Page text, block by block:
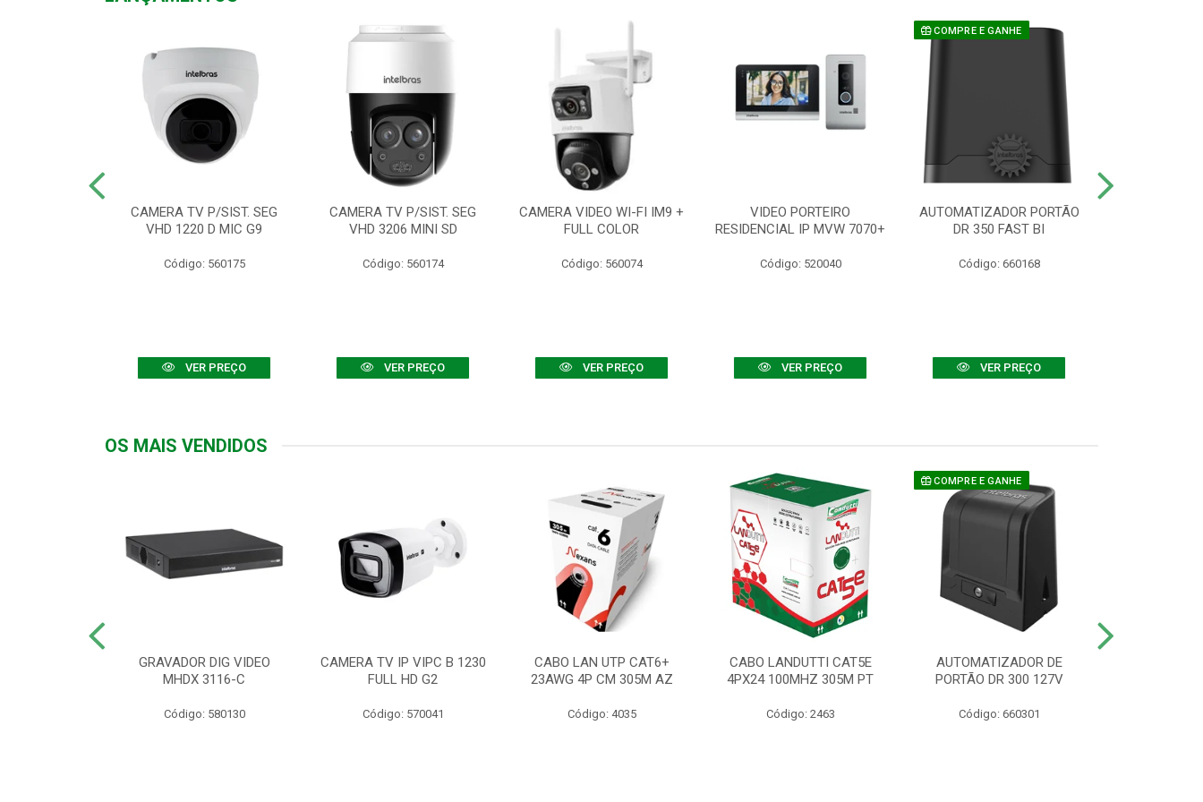
CAMERA TV P/SIST. SEG
VHD 1220 D MIC G9
Código: 560175
VER PREÇO
CAMERA TV P/SIST. SEG
VHD 3206 MINI SD
Código: 560174
VER PREÇO
CAMERA VIDEO WI-FI IM9 +
FULL COLOR
Código: 560074
VER PREÇO
VIDEO PORTEIRO
RESIDENCIAL IP MVW 7070+
Código: 520040
VER PREÇO
COMPRE E GANHE
AUTOMATIZADOR PORTÃO
DR 350 FAST BI
Código: 660168
VER PREÇO
OS MAIS VENDIDOS
GRAVADOR DIG VIDEO
MHDX 3116-C
Código: 580130
CAMERA TV IP VIPC B 1230
FULL HD G2
Código: 570041
CABO LAN UTP CAT6+
23AWG 4P CM 305M AZ
Código: 4035
CABO LANDUTTI CAT5E
4PX24 100MHZ 305M PT
Código: 2463
COMPRE E GANHE
AUTOMATIZADOR DE
PORTÃO DR 300 127V
Código: 660301